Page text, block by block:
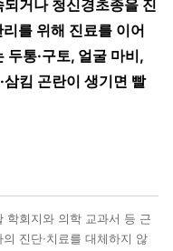
되거나 청신경초종을 진
를 위해 진료를 이어
두통·구토, 얼굴 마비,
삼킴 곤란이 생기면 빨
학회지와 의학 교과서 등 근
진단·치료를 대체하지 않